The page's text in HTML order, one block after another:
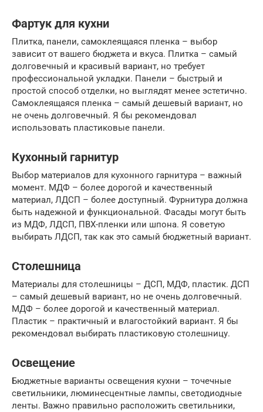
Фартук для кухни
Плитка, панели, самоклеящаяся пленка – выбор
зависит от вашего бюджета и вкуса. Плитка – самый
долговечный и красивый вариант, но требует
профессиональной укладки. Панели – быстрый и
простой способ отделки, но выглядят менее эстетично.
Самоклеящаяся пленка – самый дешевый вариант, но
не очень долговечный. Я бы рекомендовал
использовать пластиковые панели.
Кухонный гарнитур
Выбор материалов для кухонного гарнитура – важный
момент. МДФ – более дорогой и качественный
материал, ЛДСП – более доступный. Фурнитура должна
быть надежной и функциональной. Фасады могут быть
из МДФ, ЛДСП, ПВХ-пленки или шпона. Я советую
выбирать ЛДСП, так как это самый бюджетный вариант.
Столешница
Материалы для столешницы – ДСП, МДФ, пластик. ДСП
– самый дешевый вариант, но не очень долговечный.
МДФ – более дорогой и качественный материал.
Пластик – практичный и влагостойкий вариант. Я бы
рекомендовал выбирать пластиковую столешницу.
Освещение
Бюджетные варианты освещения кухни – точечные
светильники, люминесцентные лампы, светодиодные
ленты. Важно правильно расположить светильники,